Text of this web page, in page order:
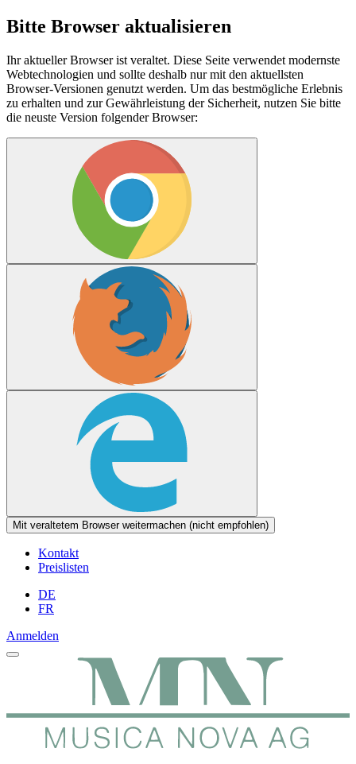
Bitte Browser aktualisieren
Ihr aktueller Browser ist veraltet. Diese Seite verwendet modernste
Webtechnologien und sollte deshalb nur mit den aktuellsten
Browser-Versionen genutzt werden. Um das bestmögliche Erlebnis
zu erhalten und zur Gewährleistung der Sicherheit, nutzen Sie bitte
die neuste Version folgender Browser:
Mit veraltetem Browser weitermachen (nicht empfohlen)
Kontakt
Preislisten
DE
FR
Anmelden